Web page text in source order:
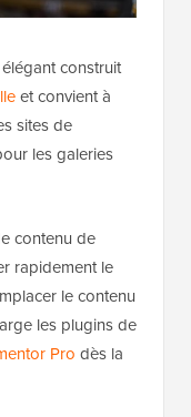
construit
et convient à
sites de
les galeries
contenu de
rapidement le
le contenu
les plugins de
Pro dès la